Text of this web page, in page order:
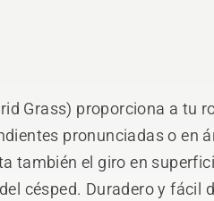
Grass) proporciona a tu
pronunciadas o en
también el giro en
césped. Duradero y fácil